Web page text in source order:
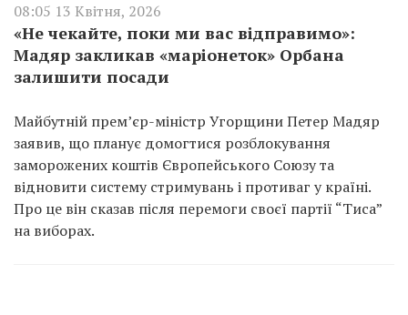
08:05 13 Квітня, 2026
«Не чекайте, поки ми вас відправимо»:
Мадяр закликав «маріонеток» Орбана
залишити посади
Майбутній прем’єр-міністр Угорщини Петер Мадяр
заявив, що планує домогтися розблокування
заморожених коштів Європейського Союзу та
відновити систему стримувань і противаг у країні.
Про це він сказав після перемоги своєї партії “Тиса”
на виборах.